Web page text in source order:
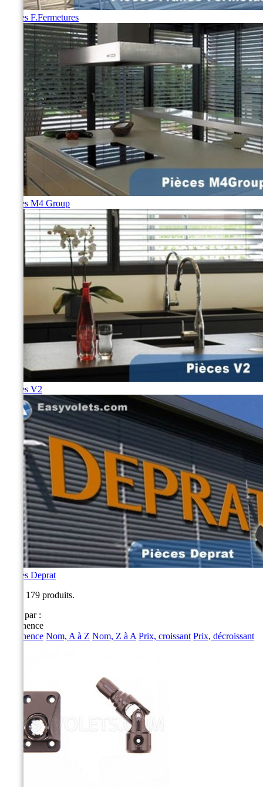
Pièces F.Fermetures
Pièces M4 Group
Pièces V2
Pièces Deprat
Il y a 179 produits.
Trier par :
Pertinence
Pertinence Nom, A à Z Nom, Z à A Prix, croissant Prix, décroissant